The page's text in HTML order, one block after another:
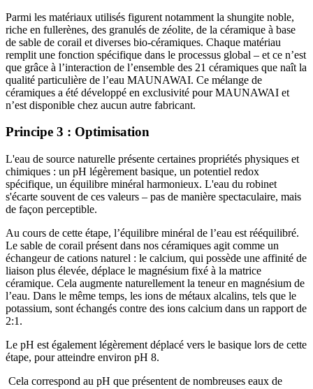
Parmi les matériaux utilisés figurent notamment la shungite noble,
riche en fullerènes, des granulés de zéolite, de la céramique à base
de sable de corail et diverses bio-céramiques. Chaque matériau
remplit une fonction spécifique dans le processus global – et ce n’est
que grâce à l’interaction de l’ensemble des 21 céramiques que naît la
qualité particulière de l’eau MAUNAWAI. Ce mélange de
céramiques a été développé en exclusivité pour MAUNAWAI et
n’est disponible chez aucun autre fabricant.
Principe 3 : Optimisation
L'eau de source naturelle présente certaines propriétés physiques et
chimiques : un pH légèrement basique, un potentiel redox
spécifique, un équilibre minéral harmonieux. L'eau du robinet
s'écarte souvent de ces valeurs – pas de manière spectaculaire, mais
de façon perceptible.
Au cours de cette étape, l’équilibre minéral de l’eau est rééquilibré.
Le sable de corail présent dans nos céramiques agit comme un
échangeur de cations naturel : le calcium, qui possède une affinité de
liaison plus élevée, déplace le magnésium fixé à la matrice
céramique. Cela augmente naturellement la teneur en magnésium de
l’eau. Dans le même temps, les ions de métaux alcalins, tels que le
potassium, sont échangés contre des ions calcium dans un rapport de
2:1.
Le pH est également légèrement déplacé vers le basique lors de cette
étape, pour atteindre environ pH 8.
Cela correspond au pH que présentent de nombreuses eaux de